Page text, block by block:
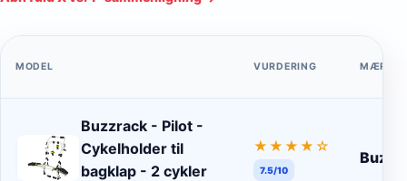
MODEL VURDERING MÆRKE
Buzzrack - Pilot -
Cykelholder til
bagklap - 2 cykler
★★★★ ☆
7.5/10